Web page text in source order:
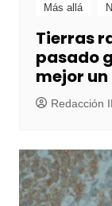
Más allá
Tierras
pasado
mejor
Redacción